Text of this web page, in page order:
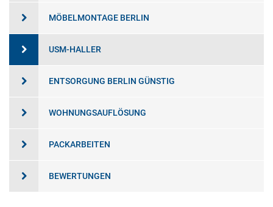
MÖBELMONTAGE BERLIN
USM-HALLER
ENTSORGUNG BERLIN GÜNSTIG
WOHNUNGSAUFLÖSUNG
PACKARBEITEN
BEWERTUNGEN